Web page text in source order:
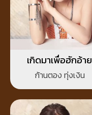
เกิดมาเพื่อฮักอ้าย
ก้านตอง ทุ่งเงิน